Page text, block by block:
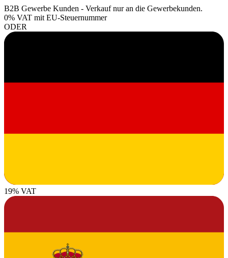
B2B Gewerbe Kunden - Verkauf nur an die Gewerbekunden.
0% VAT mit EU-Steuernummer
ODER
19% VAT